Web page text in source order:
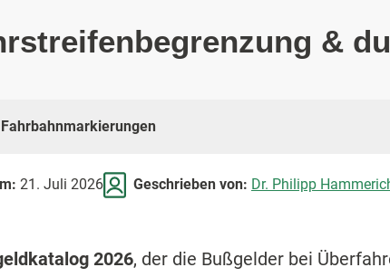
&
Fahrbahnmarkierungen
21. Juli 2026 Geschrieben von: Dr. Philipp
2026, der die Bußgelder bei